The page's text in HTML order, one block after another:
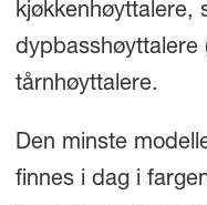
kjøkkenhøyttalere,
dypbasshøyttalere
tårnhøyttalere.
Den minste
finnes i dag i